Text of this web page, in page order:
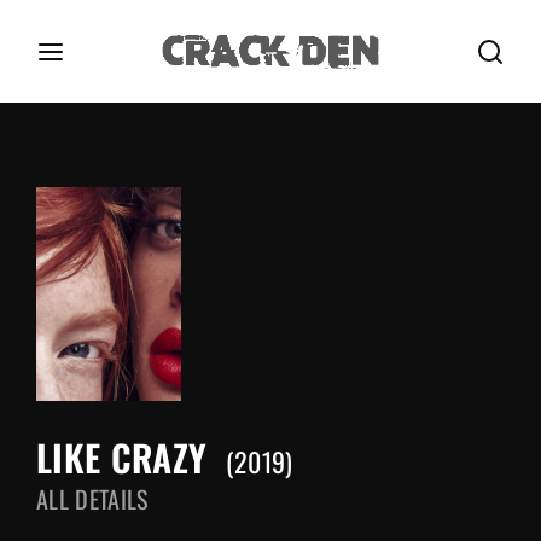
LIKE CRAZY 2019
ALL DETAILS
Press Enter / Return to begin your search or hit
Password
Remember Me